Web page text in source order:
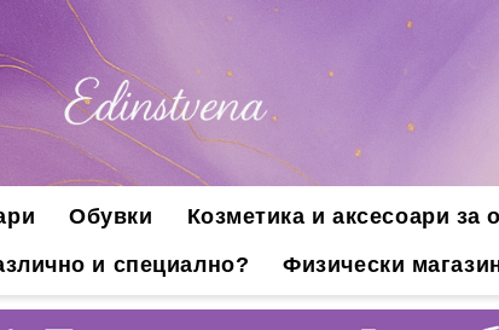
Обувки Козметика и аксесоари за
и специално? Физически